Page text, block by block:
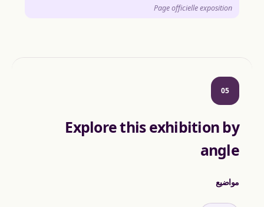
Page officielle exposition
05
Explore this exhibition by
angle
مواضيع